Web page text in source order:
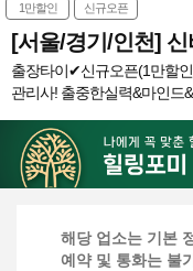
1만할인 신규오픈
[서울/경기/인천] 신
출장타이✔신규오픈(1만할
관리사! 출중한실력&마인
해당 업소는 기본
예약 및 통화는 불